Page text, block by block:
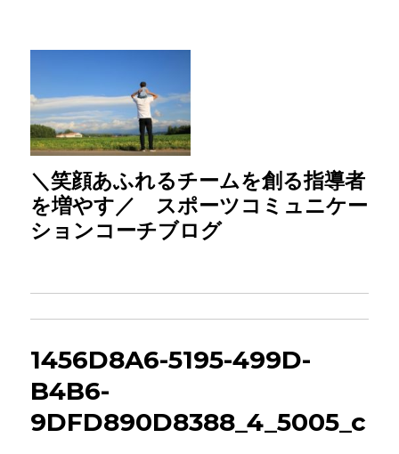
＼笑顔あふれるチームを創る指導者
を増やす／ スポーツコミュニケー
ションコーチブログ
1456D8A6-5195-499D-
B4B6-
9DFD890D8388_4_5005_c